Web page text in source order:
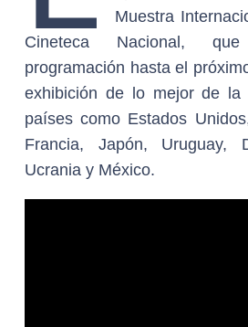
Muestra
Cineteca Nacional,
programación hasta el
exhibición de lo mejor de la
países como Estados
Francia, Japón, Uruguay,
Ucrania y México.